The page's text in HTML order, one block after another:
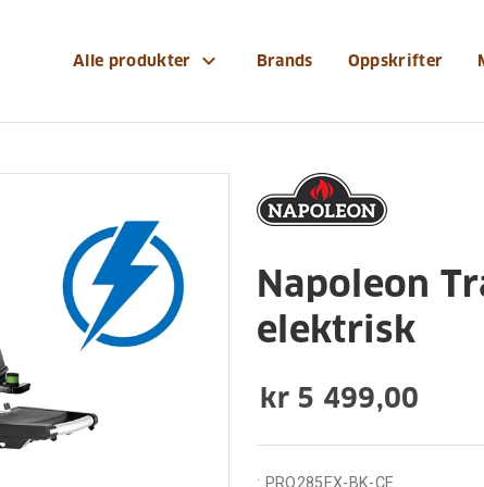
Alle produkter expand_more Brands Oppskrifter
Napoleon
elektrisk
kr 5 499,00
: PRO285EX-BK-CE